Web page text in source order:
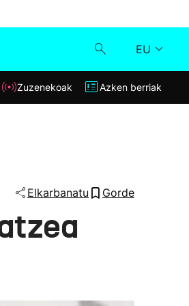
EU
Klisk
Zuzenekoak Azken berriak
Elkarbanatu Gorde